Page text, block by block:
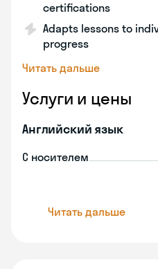
certifications
Adapts lessons to
progress
Читать дальше
Услуги и цены
Английский язык
С носителем
Читать дальше